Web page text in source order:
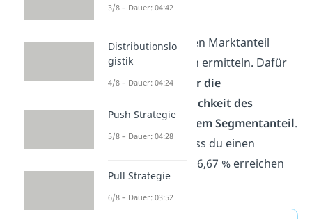
erhalten0,3040
Nun kannst du den Marktanteil
deiner Lebkuchen ermitteln. Dafür
multiplizieren wir die
Kaufwahrscheinlichkeit des
Segmentes mit dem Segmentanteil.
Jetzt weißt du, dass du einen
Marktanteil von 16,67 % erreichen
kannst.
3/8 – Dauer: 04:42
Distributionslo
gistik
4/8 – Dauer: 04:24
Push Strategie
5/8 – Dauer: 04:28
Pull Strategie
6/8 – Dauer: 03:52